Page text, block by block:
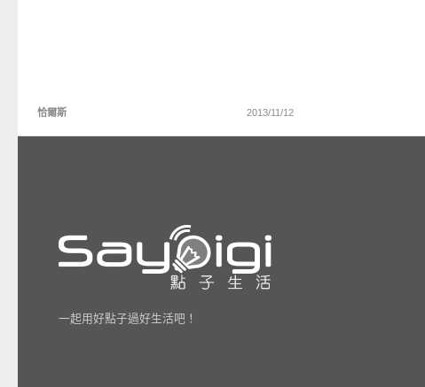
恰爾斯 2013/11/12
一起用好點子過好生活吧！